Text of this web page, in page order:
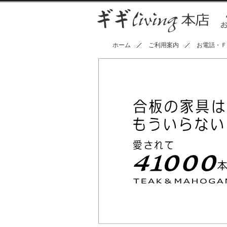
ホーム ご利用案内 お電話・